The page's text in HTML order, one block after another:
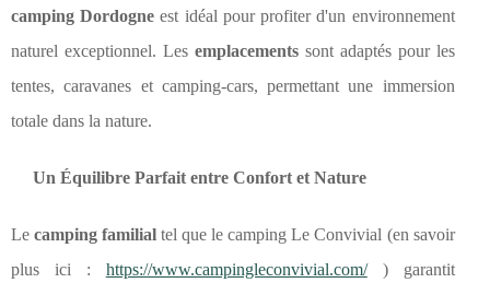
camping Dordogne est idéal pour profiter d'un environnement
naturel exceptionnel. Les emplacementssont adaptés pour les
tentes, caravanes et camping-cars, permettant une immersion
totale dans la nature.
Un Équilibre Parfait entre Confort et Nature
Lecamping familial tel que le camping Le Convivial (en savoir
plus ici : https://www.campingleconvivial.com/) garantit